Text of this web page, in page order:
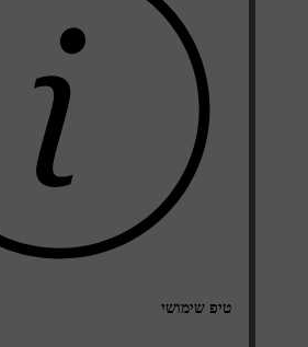
טיפ שימושי